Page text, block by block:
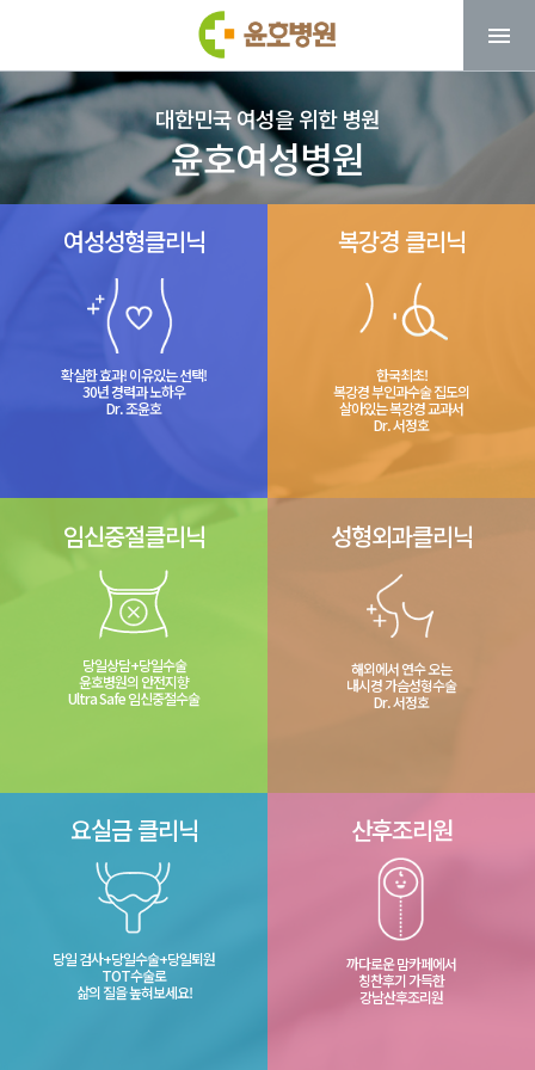
대한민국 여성을 위한 병원
윤호여성병원
여성성형클리닉
확실한 효과! 이유있는 선택!
30년 경력과 노하우
Dr. 조윤호
복강경 클리닉
한국최초!
복강경 부인과수술 집도의
살아있는 복강경 교과서
Dr. 서정호
임신중절클리닉
당일상담+당일수술
윤호병원의 안전지향
Ultra Safe 임신중절수술
성형외과클리닉
해외에서 연수 오는
내시경 가슴성형수술
Dr. 서정호
요실금 클리닉
당일 검사+당일수술+당일퇴원
TOT수술로
삶의 질을 높혀보세요!
산후조리원
까다로운 맘카페에서
칭찬후기 가득한
강남산후조리원